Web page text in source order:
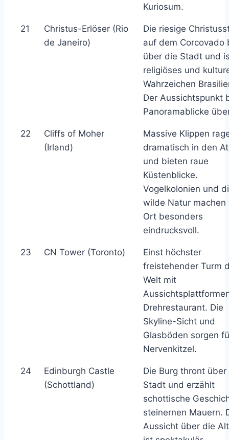
Kuriosum.
21
Christus-Erlöser (Rio
de Janeiro)
Die riesige
auf dem Corcovado
über die Stadt und
religiöses und
Wahrzeichen
Der Aussichtspunkt
Panoramablicke
22
Cliffs of Moher
(Irland)
Massive Klippen
dramatisch in den
und bieten raue
Küstenblicke.
Vogelkolonien und
wilde Natur machen
Ort besonders
eindrucksvoll.
23 CN Tower (Toronto)
Einst höchster
freistehender Turm
Welt mit
Drehrestaurant. Die
Skyline-Sicht und
Glasböden sorgen
Nervenkitzel.
24
Edinburgh Castle
(Schottland)
Die Burg thront über
Stadt und erzählt
schottische
steinernen Mauern.
Aussicht über die